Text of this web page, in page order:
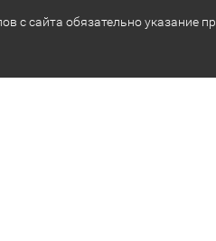
с сайта обязательно указание